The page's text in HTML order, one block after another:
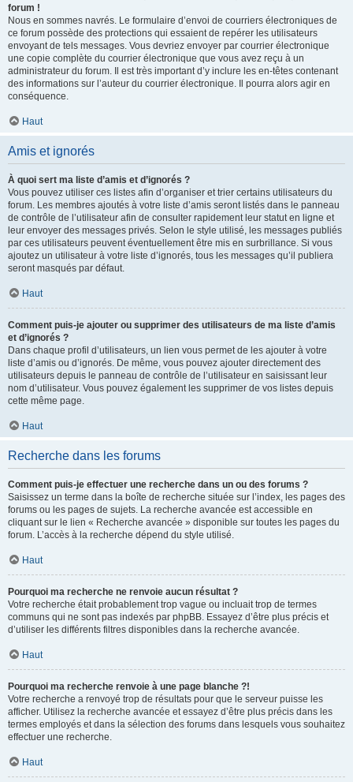
forum !
Nous en sommes navrés. Le formulaire d’envoi de courriers électroniques de
ce forum possède des protections qui essaient de repérer les utilisateurs
envoyant de tels messages. Vous devriez envoyer par courrier électronique
une copie complète du courrier électronique que vous avez reçu à un
administrateur du forum. Il est très important d’y inclure les en-têtes contenant
des informations sur l’auteur du courrier électronique. Il pourra alors agir en
conséquence.
Haut
Amis et ignorés
À quoi sert ma liste d’amis et d’ignorés ?
Vous pouvez utiliser ces listes afin d’organiser et trier certains utilisateurs du
forum. Les membres ajoutés à votre liste d’amis seront listés dans le panneau
de contrôle de l’utilisateur afin de consulter rapidement leur statut en ligne et
leur envoyer des messages privés. Selon le style utilisé, les messages publiés
par ces utilisateurs peuvent éventuellement être mis en surbrillance. Si vous
ajoutez un utilisateur à votre liste d’ignorés, tous les messages qu’il publiera
seront masqués par défaut.
Haut
Comment puis-je ajouter ou supprimer des utilisateurs de ma liste d’amis
et d’ignorés ?
Dans chaque profil d’utilisateurs, un lien vous permet de les ajouter à votre
liste d’amis ou d’ignorés. De même, vous pouvez ajouter directement des
utilisateurs depuis le panneau de contrôle de l’utilisateur en saisissant leur
nom d’utilisateur. Vous pouvez également les supprimer de vos listes depuis
cette même page.
Haut
Recherche dans les forums
Comment puis-je effectuer une recherche dans un ou des forums ?
Saisissez un terme dans la boîte de recherche située sur l’index, les pages des
forums ou les pages de sujets. La recherche avancée est accessible en
cliquant sur le lien « Recherche avancée » disponible sur toutes les pages du
forum. L’accès à la recherche dépend du style utilisé.
Haut
Pourquoi ma recherche ne renvoie aucun résultat ?
Votre recherche était probablement trop vague ou incluait trop de termes
communs qui ne sont pas indexés par phpBB. Essayez d’être plus précis et
d’utiliser les différents filtres disponibles dans la recherche avancée.
Haut
Pourquoi ma recherche renvoie à une page blanche ?!
Votre recherche a renvoyé trop de résultats pour que le serveur puisse les
afficher. Utilisez la recherche avancée et essayez d’être plus précis dans les
termes employés et dans la sélection des forums dans lesquels vous souhaitez
effectuer une recherche.
Haut